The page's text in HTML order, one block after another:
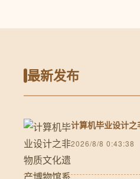
最新发布
计算机毕业设计
2026/8/8 0:43:38